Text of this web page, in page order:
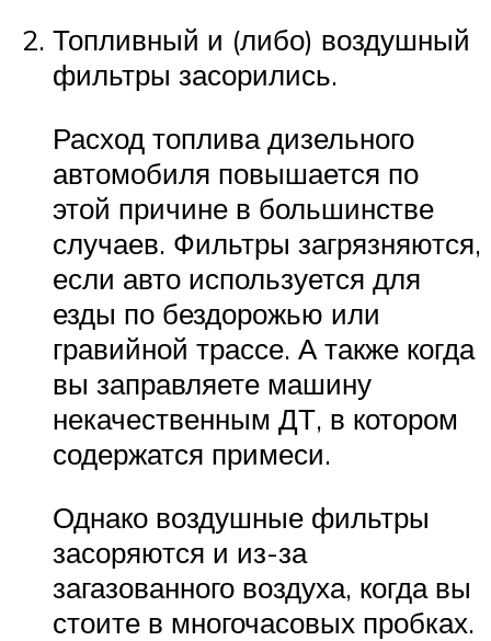
Топливный и (либо) воздушный
фильтры засорились.
Расход топлива дизельного
автомобиля повышается по
этой причине в большинстве
случаев. Фильтры загрязняются,
если авто используется для
езды по бездорожью или
гравийной трассе. А также когда
вы заправляете машину
некачественным ДТ, в котором
содержатся примеси.
Однако воздушные фильтры
засоряются и из-за
загазованного воздуха, когда вы
стоите в многочасовых пробках.